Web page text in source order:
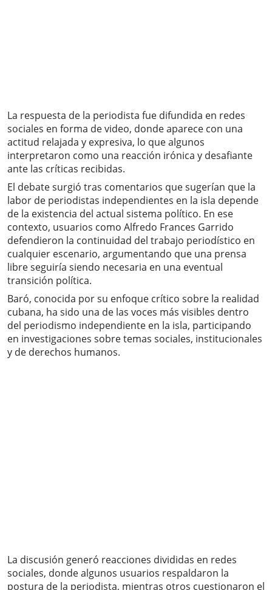
La respuesta de la periodista fue difundida en redes
sociales en forma de video, donde aparece con una
actitud relajada y expresiva, lo que algunos
interpretaron como una reacción irónica y desafiante
ante las críticas recibidas.
El debate surgió tras comentarios que sugerían que la
labor de periodistas independientes en la isla depende
de la existencia del actual sistema político. En ese
contexto, usuarios como Alfredo Frances Garrido
defendieron la continuidad del trabajo periodístico en
cualquier escenario, argumentando que una prensa
libre seguiría siendo necesaria en una eventual
transición política.
Baró, conocida por su enfoque crítico sobre la realidad
cubana, ha sido una de las voces más visibles dentro
del periodismo independiente en la isla, participando
en investigaciones sobre temas sociales, institucionales
y de derechos humanos.
La discusión generó reacciones divididas en redes
sociales, donde algunos usuarios respaldaron la
postura de la periodista, mientras otros cuestionaron el